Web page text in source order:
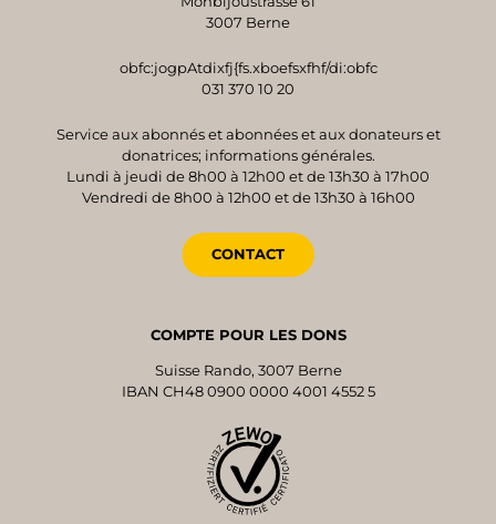
3007 Berne
obfc:jogpAtdixfj{fs.xboefsxfhf/di:obfc
031 370 10 20
Service aux abonnés et abonnées et aux donateurs et
donatrices; informations générales.
Lundi à jeudi de 8h00 à 12h00 et de 13h30 à 17h00
Vendredi de 8h00 à 12h00 et de 13h30 à 16h00
CONTACT
COMPTE POUR LES DONS
Suisse Rando, 3007 Berne
IBAN CH48 0900 0000 4001 4552 5